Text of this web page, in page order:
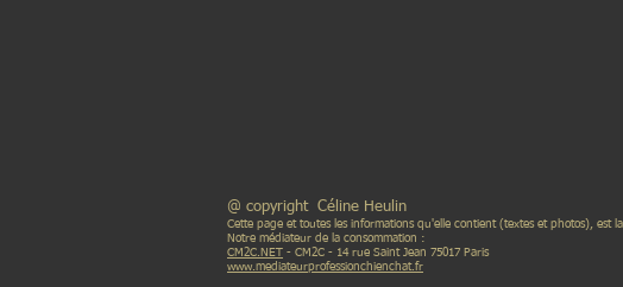
@ copyright Céline Heulin
Cette page et toutes les informations qu'elle contient (textes et photos),
Notre médiateur de la consommation :
CM2C.NET - CM2C - 14 rue Saint Jean 75017 Paris
www.mediateurprofessionchienchat.fr